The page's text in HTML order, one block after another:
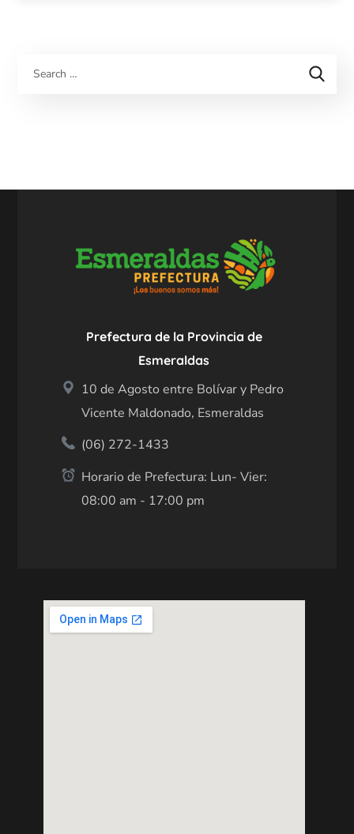
Prefectura de la Provincia de
Esmeraldas
10 de Agosto entre Bolívar y Pedro
Vicente Maldonado, Esmeraldas
(06) 272-1433
Horario de Prefectura: Lun- Vier:
08:00 am - 17:00 pm